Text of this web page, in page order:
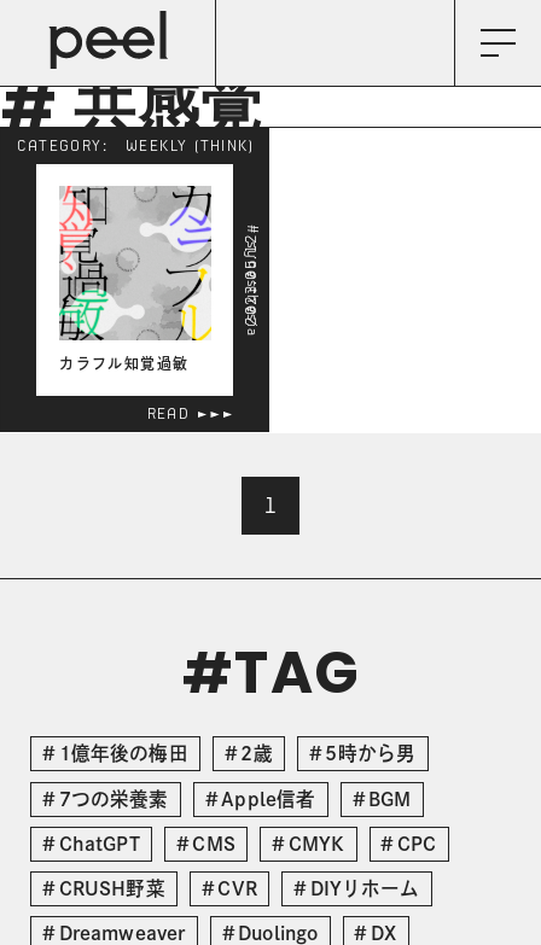
# 共感覚
カラフル知覚過敏
CATEGORY: WEEKLY (THINK)
2023.05.12
# synesthesia
READ
1
#TAG
1億年後の梅田 2歳 5時から男
7つの栄養素 Apple信者 BGM
ChatGPT CMS CMYK CPC
CRUSH野菜 CVR DIYリホーム
Dreamweaver Duolingo DX